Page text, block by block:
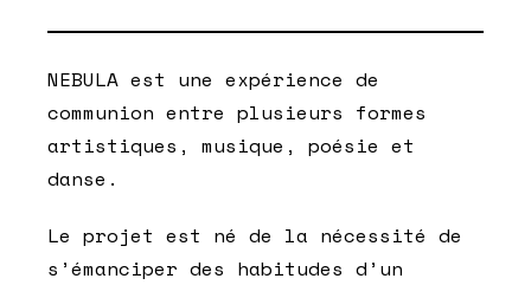
NEBULA est une expérience de
communion entre plusieurs formes
artistiques, musique, poésie et
danse.
Le projet est né de la nécessité de
s’émanciper des habitudes d’un